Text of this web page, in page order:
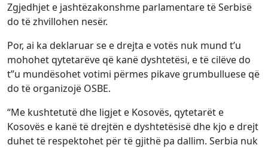
Zgjedhjet e jashtëzakonshme parlamentare të Serbisë
do të zhvillohen nesër.
Por, ai ka deklaruar se e drejta e votës nuk mund t’u
mohohet qytetarëve që kanë dyshtetësi, e të cilëve do
t”u mundësohet votimi përmes pikave grumbulluese që
do të organizojë OSBE.
“Me kushtetutë dhe ligjet e Kosovës, qytetarët e
Kosovës e kanë të drejtën e dyshtetësisë dhe kjo e drejt
duhet të respektohet për të gjithë pa dallim. Serbia nuk